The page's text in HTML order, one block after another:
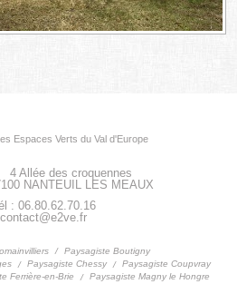
Espaces Verts du Val d'Europe
4 Allée des croquennes
NANTEUIL LES MEAUX
: 06.80.62.70.16
contact@e2ve.fr
Paysagiste Boutigny
Paysagiste Chessy
Paysagiste Coupvray
Ferrière-en-Brie Paysagiste Magny le Hongre